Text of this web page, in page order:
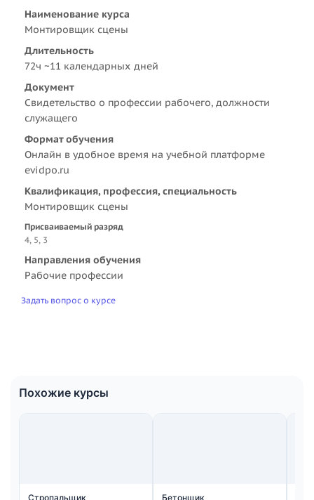
Наименование курса
Монтировщик сцены
Длительность
72ч ~11 календарных дней
Документ
Свидетельство о профессии рабочего, должности
служащего
Формат обучения
Онлайн в удобное время на учебной платформе
evidpo.ru
Квалификация, профессия, специальность
Монтировщик сцены
Присваиваемый разряд
4, 5, 3
Направления обучения
Рабочие профессии
Задать вопрос о курсе
Похожие курсы
Стропальщик Бетонщик